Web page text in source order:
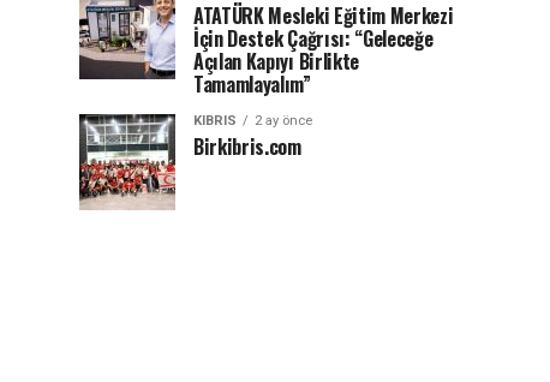
ATATÜRK Mesleki Eğitim Merkezi
İçin Destek Çağrısı: “Geleceğe
Açılan Kapıyı Birlikte
Tamamlayalım”
KIBRIS 2 ay önce
Birkibris.com